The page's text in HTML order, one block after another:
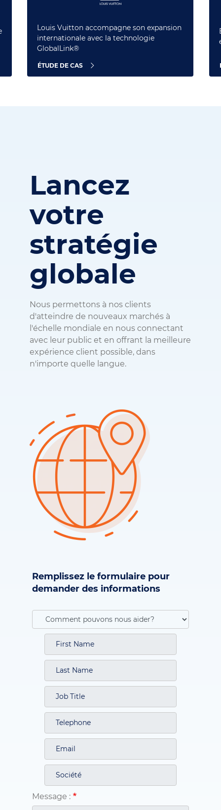
Louis Vuitton accompagne son expansion
internationale avec la technologie
GlobalLink®
ÉTUDE DE CAS
Lancez
votre
stratégie
globale
Nous permettons à nos clients
d'atteindre de nouveaux marchés à
l'échelle mondiale en nous connectant
avec leur public et en offrant la meilleure
expérience client possible, dans
n'importe quelle langue.
Remplissez le formulaire pour
demander des informations
Message :